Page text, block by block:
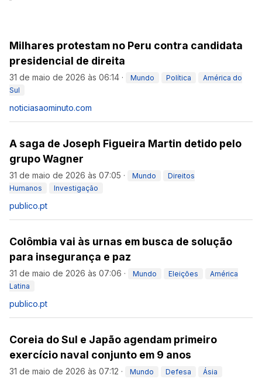
Milhares protestam no Peru contra candidata
presidencial de direita
31 de maio de 2026 às 06:14 · Mundo Política
América do
Sul
noticiasaominuto.com
A saga de Joseph Figueira Martin detido pelo
grupo Wagner
31 de maio de 2026 às 07:05 · Mundo
Direitos
Humanos
Investigação
publico.pt
Colômbia vai às urnas em busca de solução
para insegurança e paz
31 de maio de 2026 às 07:06 · Mundo Eleições
América
Latina
publico.pt
Coreia do Sul e Japão agendam primeiro
exercício naval conjunto em 9 anos
31 de maio de 2026 às 07:12 · Mundo Defesa Ásia